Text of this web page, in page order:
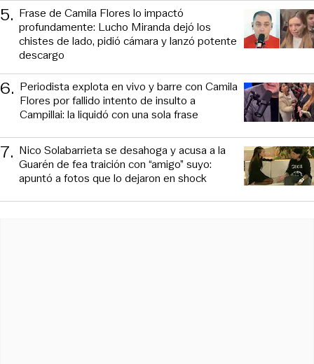
5. Frase de Camila Flores lo impactó
profundamente: Lucho Miranda dejó los
chistes de lado, pidió cámara y lanzó potente
descargo
6. Periodista explota en vivo y barre con Camila
Flores por fallido intento de insulto a
Campillai: la liquidó con una sola frase
7. Nico Solabarrieta se desahoga y acusa a la
Guarén de fea traición con “amigo” suyo:
apuntó a fotos que lo dejaron en shock